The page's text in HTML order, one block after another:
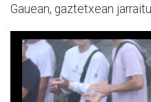
Gauean, gaztetxean